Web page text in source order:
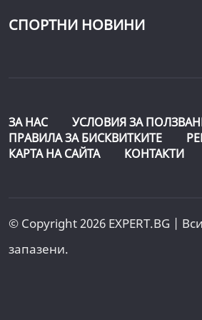
СПОРТНИ НОВИНИ
ЗА НАС
УСЛОВИЯ ЗА
ПРАВИЛА ЗА БИСКВИТКИТЕ
КАРТА НА САЙТА
КОНТАКТИ
© Copyright 2026 EXPERT.BG |
запазени.